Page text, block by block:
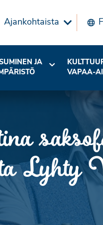
Ajankohtaista
JA
VAPAA-
Lyhty